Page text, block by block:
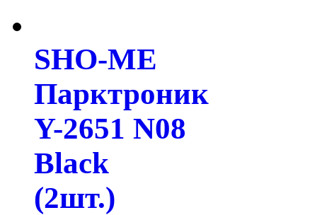
SHO-ME
Парктроник
Y-2651 N08
Black
(2шт.)